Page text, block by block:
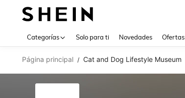
Categorías Solo para ti Novedades Ofertas
Página principal / Cat and Dog Lifestyle Museum